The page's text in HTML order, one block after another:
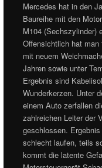
Mercedes hat in den
Baureihe mit den
M104 (Sechszylinder)
Offensichtlich hat
mit neuem
Jahren sowie unter
Ergebnis sind
Wunderkerzen. Unter
einem Auto zerfallen
zahlreichen Leiter der
geschlossen.
schlecht laufen, teils
kommt die latente